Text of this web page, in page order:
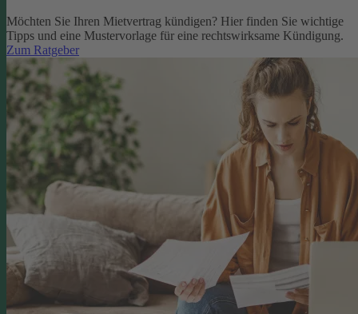
Möchten Sie Ihren Mietvertrag kündigen? Hier finden Sie wichtige
Tipps und eine Mustervorlage für eine rechtswirksame Kündigung.
Zum Ratgeber